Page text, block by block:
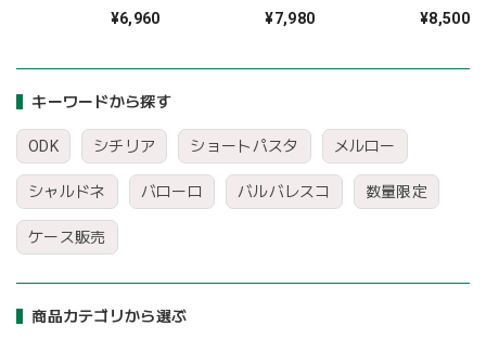
キーワードから探す
ODK シチリア ショートパスタ メルロー
シャルドネ バローロ バルバレスコ 数量限定
ケース販売
商品カテゴリから選ぶ
リーニ 500g×24袋
無料〉(B612010)
¥6,960
無料〉(B612011)
¥7,980
料〉(B612016)
¥8,500